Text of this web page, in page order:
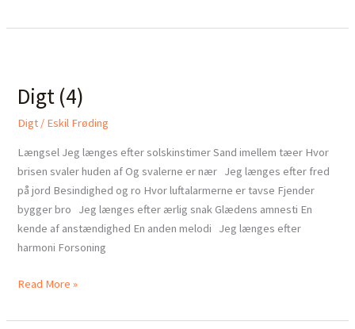
Digt (4)
Digt / Eskil Frøding
Længsel Jeg længes efter solskinstimer Sand imellem tæer Hvor
brisen svaler huden af Og svalerne er nær Jeg længes efter fred
på jord Besindighed og ro Hvor luftalarmerne er tavse Fjender
bygger bro Jeg længes efter ærlig snak Glædens amnesti En
kende af anstændighed En anden melodi Jeg længes efter
harmoni Forsoning
Read More »